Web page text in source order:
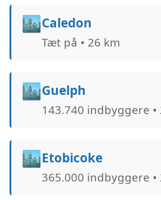
🏙️Caledon
Tæt på • 26 km
🏙️Guelph
143.740 indbyggere •
🏙️Etobicoke
365.000 indbyggere •